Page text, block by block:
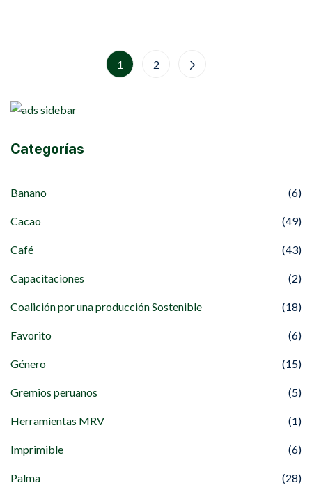
1 2
Categorías
Banano (6)
Cacao (49)
Café (43)
Capacitaciones (2)
Coalición por una producción Sostenible (18)
Favorito (6)
Género (15)
Gremios peruanos (5)
Herramientas MRV (1)
Imprimible (6)
Palma (28)